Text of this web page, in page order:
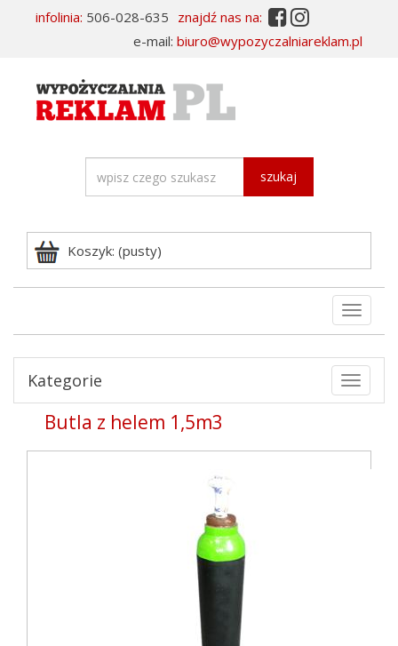
infolinia: 506-028-635 znajdź nas na: 
e-mail: biuro@wypozyczalniareklam.pl
szukaj
Koszyk: (pusty)
Rozwiń
Kategorie
Toggle
Butla z helem 1,5m3